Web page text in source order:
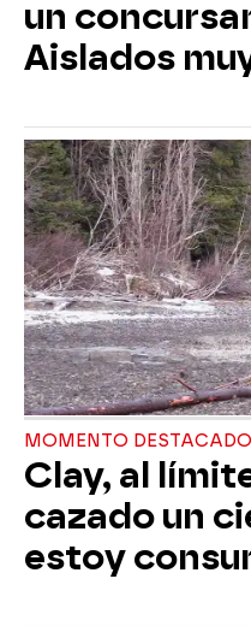
un
Aislados
MOMENTO DESTACADO
Clay, al
cazado un
estoy